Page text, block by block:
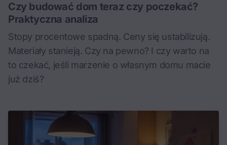
Czy budować dom teraz czy poczekać?
Praktyczna analiza
Stopy procentowe spadną. Ceny się ustabilizują.
Materiały stanieją. Czy na pewno? I czy warto na
to czekać, jeśli marzenie o własnym domu macie
już dziś?